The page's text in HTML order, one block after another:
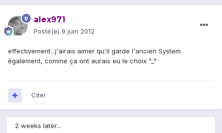
alex971
Posté(e) 9 juin 2012
effectivement...j'airais aimer qu'il garde l'ancien System
également, comme ça ont aurais eu le choix ^_^
Citer
2 weeks later...